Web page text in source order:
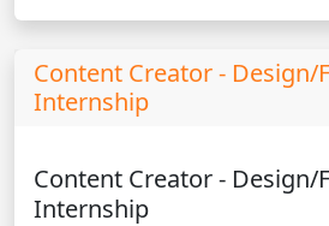
Content Creator - Design/
Internship
Content Creator - Design/
Internship